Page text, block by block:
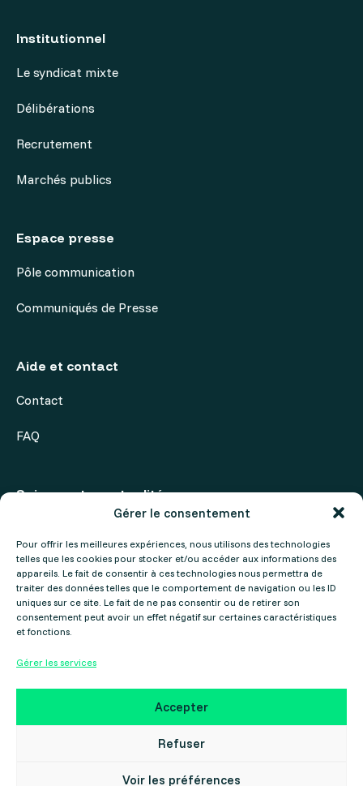
Gérer le consentement
Pour offrir les meilleures expériences, nous utilisons des technologies
telles que les cookies pour stocker et/ou accéder aux informations des
appareils. Le fait de consentir à ces technologies nous permettra de
traiter des données telles que le comportement de navigation ou les ID
uniques sur ce site. Le fait de ne pas consentir ou de retirer son
consentement peut avoir un effet négatif sur certaines caractéristiques
et fonctions.
Gérer les services
Accepter
Refuser
Voir les préférences
Institutionnel
Le syndicat mixte
Délibérations
Recrutement
Marchés publics
Espace presse
Pôle communication
Communiqués de Presse
Aide et contact
Contact
FAQ
Suivez notre actualité
Agenda
Politique de confidentialité
Collectif Cosme